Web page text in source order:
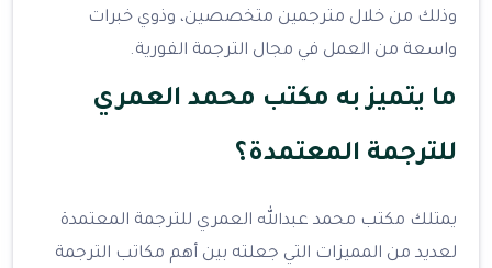
وذلك من خلال مترجمين متخصصين، وذوي خبرات
واسعة من العمل في مجال الترجمة الفورية.
ما يتميز به مكتب محمد العمري
للترجمة المعتمدة؟
يمتلك مكتب محمد عبدالله العمري للترجمة المعتمدة
لعديد من المميزات التي جعلته بين أهم مكاتب الترجمة